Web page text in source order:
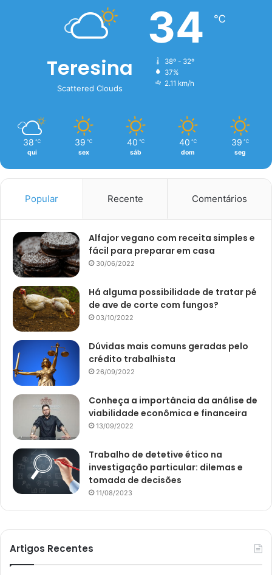
Teresina
Scattered Clouds
34 ℃
38º - 32º
37%
2.11 km/h
38 ℃
qui
39 ℃
sex
40 ℃
sáb
40 ℃
dom
39 ℃
seg
Popular Recente Comentários
Alfajor vegano com receita simples e
fácil para preparar em casa
30/06/2022
Há alguma possibilidade de tratar pé
de ave de corte com fungos?
03/10/2022
Dúvidas mais comuns geradas pelo
crédito trabalhista
26/09/2022
Conheça a importância da análise de
viabilidade econômica e financeira
13/09/2022
Trabalho de detetive ético na
investigação particular: dilemas e
tomada de decisões
11/08/2023
Artigos Recentes